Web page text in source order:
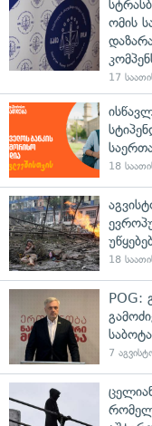
ომის
17
18
18
POG:
7